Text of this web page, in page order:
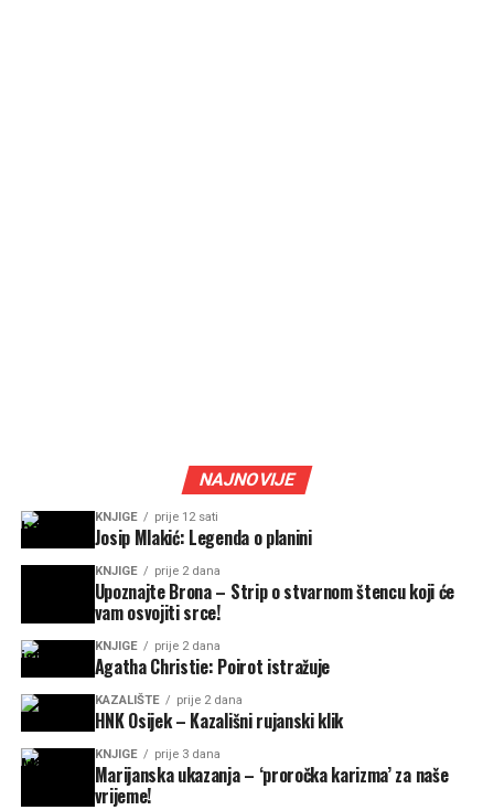
NAJNOVIJE
KNJIGE prije 12 sati
Josip Mlakić: Legenda o planini
KNJIGE prije 2 dana
Upoznajte Brona – Strip o stvarnom štencu koji će
vam osvojiti srce!
KNJIGE prije 2 dana
Agatha Christie: Poirot istražuje
KAZALIŠTE prije 2 dana
HNK Osijek – Kazališni rujanski klik
KNJIGE prije 3 dana
Marijanska ukazanja – ‘proročka karizma’ za naše
vrijeme!